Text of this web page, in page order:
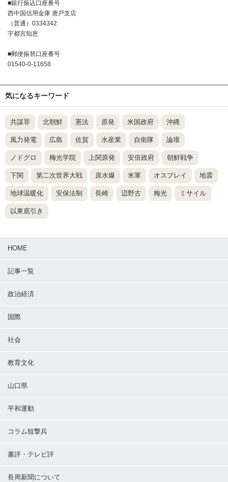
■銀行振込口座番号
西中国信用金庫 唐戸支店
（普通）0334342
宇都宮知恵
■郵便振替口座番号
01540-0-11658
気になるキーワード
共謀罪 北朝鮮 憲法 原発 米国政府 沖縄
風力発電 広島 佐賀 水産業 自衛隊 論壇
ノドグロ 梅光学院 上関原発 安倍政府 朝鮮戦争
下関 第二次世界大戦 原水爆 米軍 オスプレイ 地震
地球温暖化 安保法制 長崎 辺野古 梅光 ミサイル
以東底引き
HOME
記事一覧
政治経済
国際
社会
教育文化
山口県
平和運動
コラム狙撃兵
書評・テレビ評
長周新聞について